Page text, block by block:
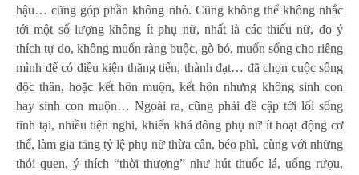
hậu… cũng góp phần không nhỏ. Cũng không thể không nhắc
tới một số lượng không ít phụ nữ, nhất là các thiếu nữ, do ý
thích tự do, không muốn ràng buộc, gò bó, muốn sống cho riêng
mình để có điều kiện thăng tiến, thành đạt… đã chọn cuộc sống
độc thân, hoặc kết hôn muộn, kết hôn nhưng không sinh con
hay sinh con muộn… Ngoài ra, cũng phải đề cập tới lối sống
tĩnh tại, nhiều tiện nghi, khiến khá đông phụ nữ ít hoạt động cơ
thể, làm gia tăng tỷ lệ phụ nữ thừa cân, béo phì, cùng với những
thói quen, ý thích “thời thượng” như hút thuốc lá, uống rượu,